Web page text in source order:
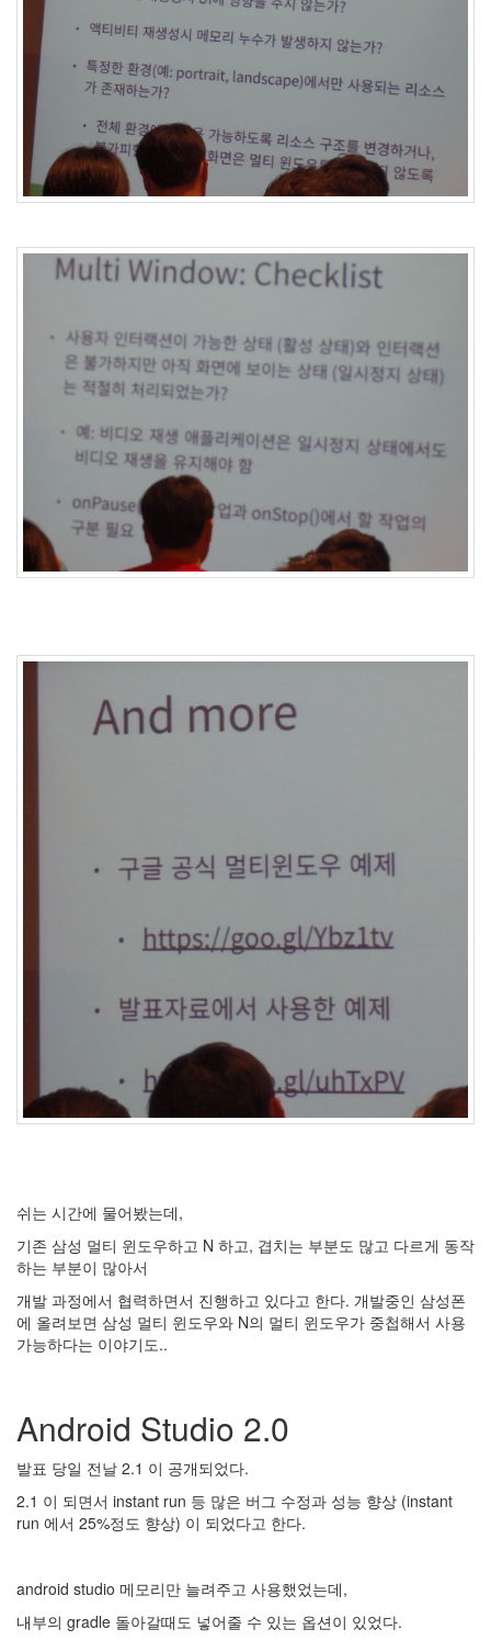
쉬는 시간에 물어봤는데,
기존 삼성 멀티 윈도우하고 N 하고, 겹치는 부분도 많고 다르게 동작
하는 부분이 많아서
개발 과정에서 협력하면서 진행하고 있다고 한다. 개발중인 삼성폰
에 올려보면 삼성 멀티 윈도우와 N의 멀티 윈도우가 중첩해서 사용
가능하다는 이야기도..
Android Studio 2.0
발표 당일 전날 2.1 이 공개되었다.
2.1 이 되면서 instant run 등 많은 버그 수정과 성능 향상 (instant
run 에서 25%정도 향상) 이 되었다고 한다.
android studio 메모리만 늘려주고 사용했었는데,
내부의 gradle 돌아갈때도 넣어줄 수 있는 옵션이 있었다.